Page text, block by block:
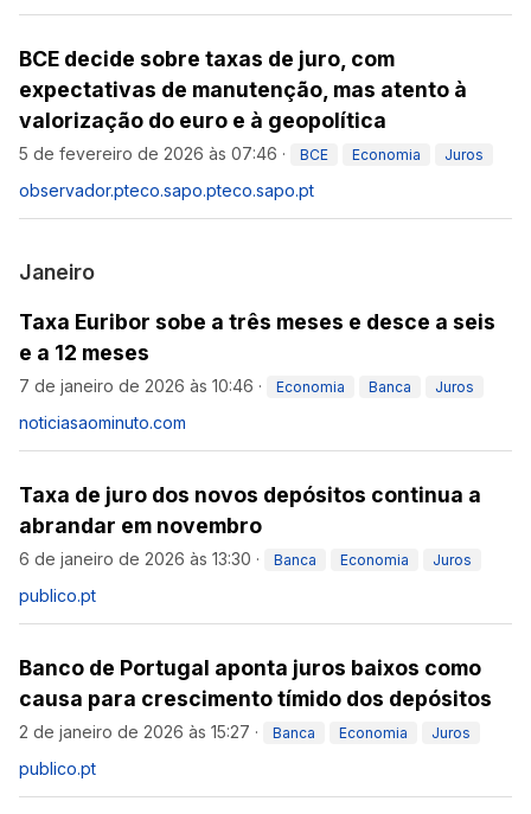
BCE decide sobre taxas de juro, com
expectativas de manutenção, mas atento à
valorização do euro e à geopolítica
5 de fevereiro de 2026 às 07:46 · BCE Economia Juros
observador.pteco.sapo.pteco.sapo.pt
Janeiro
Taxa Euribor sobe a três meses e desce a seis
e a 12 meses
7 de janeiro de 2026 às 10:46 · Economia Banca Juros
noticiasaominuto.com
Taxa de juro dos novos depósitos continua a
abrandar em novembro
6 de janeiro de 2026 às 13:30 · Banca Economia Juros
publico.pt
Banco de Portugal aponta juros baixos como
causa para crescimento tímido dos depósitos
2 de janeiro de 2026 às 15:27 · Banca Economia Juros
publico.pt